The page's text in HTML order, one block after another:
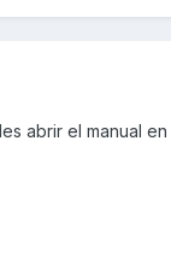
abrir el manual